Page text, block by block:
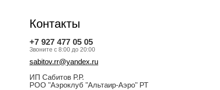
Контакты
+7 927 477 05 05
Звоните с 8:00 до 20:00
sabitov.rr@yandex.ru
ИП Сабитов Р.Р.
РОО "Аэроклуб "Альтаир-Аэро" РТ